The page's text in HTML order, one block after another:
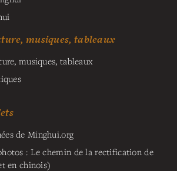
musiques, tableaux
musiques, tableaux
de Minghui.org
: Le chemin de la rectification de
en chinois)